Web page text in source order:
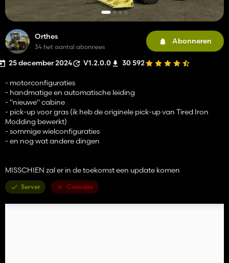
Orthes
34 het aantal abonnees
Abonneren
25 december 2024 V1.2.0.0 30 592
- motorconfiguraties
- handmatige en automatische leiding
- "nieuwe" cabine
- pick-up voor gras (ik heb de originele pick-up van Tired Iron
Modding bewerkt)
- sommige wielconfiguraties
- en nog wat andere dingen
MISSCHIEN zal er in de toekomst een update komen
Server Consoles